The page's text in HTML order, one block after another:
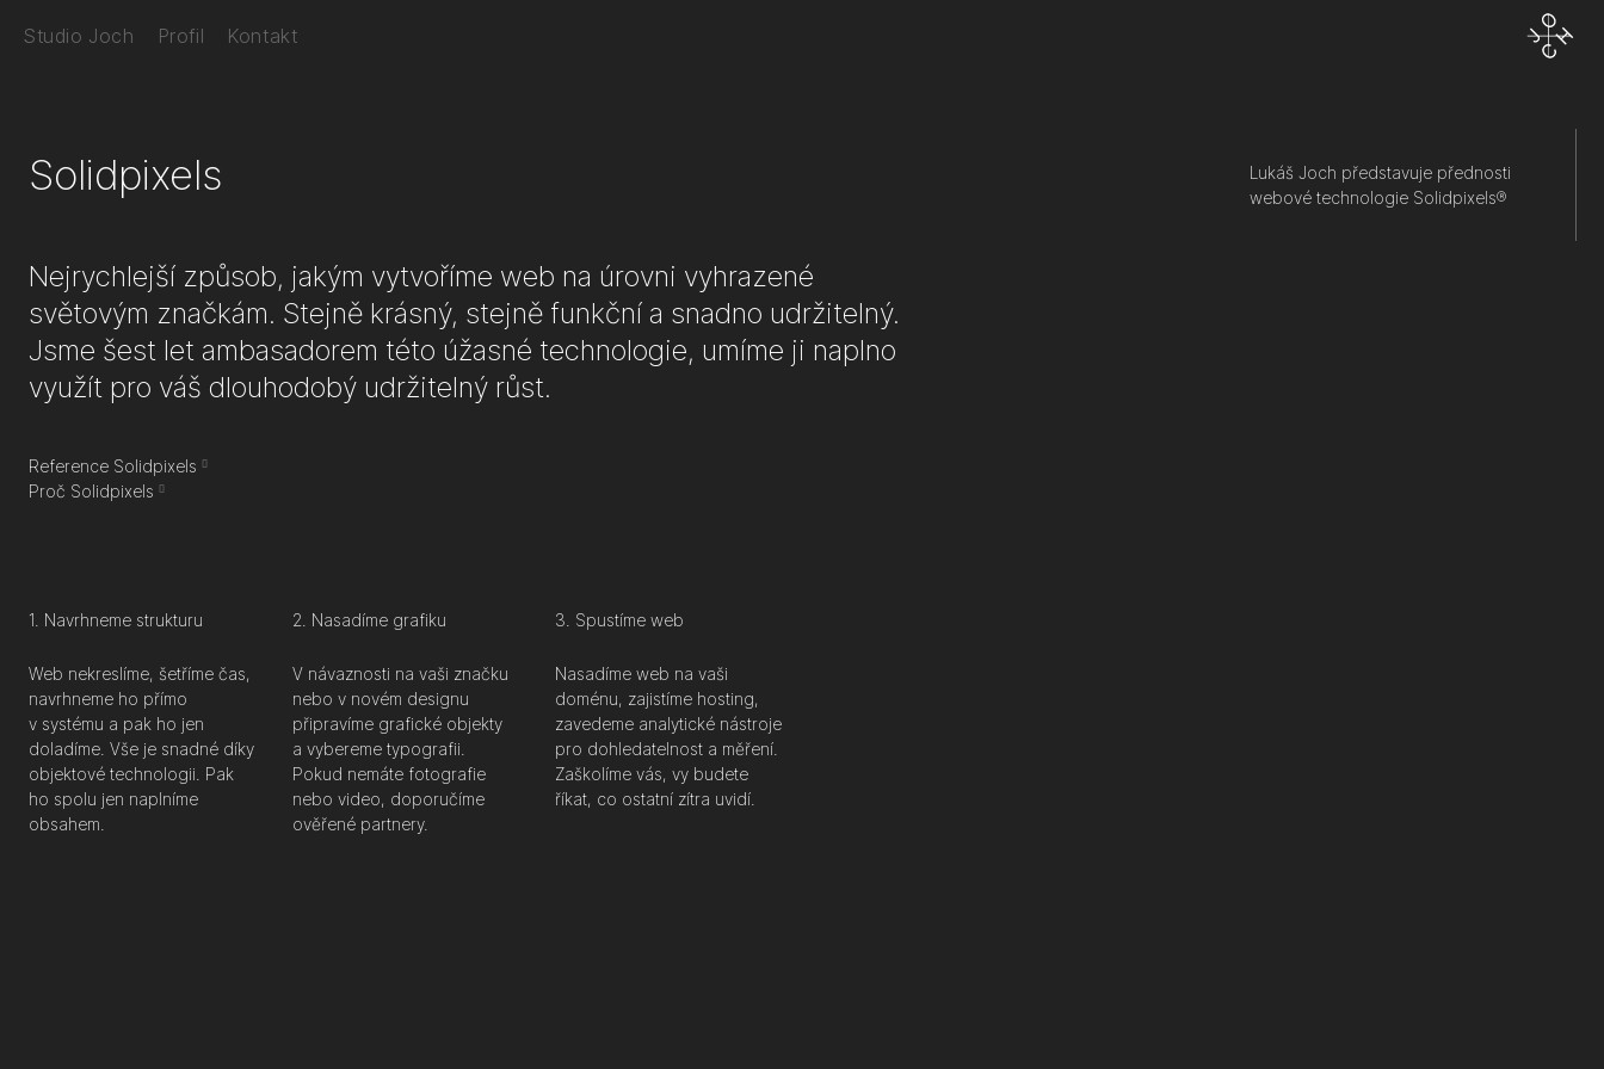
Studio Joch Profil Kontakt
Solidpixels
Nejrychlejší způsob, jakým vytvoříme web na úrovni vyhrazené
světovým značkám. Stejně krásný, stejně funkční a snadno udržitelný.
Jsme šest let ambasadorem této úžasné technologie, umíme ji naplno
využít pro váš dlouhodobý udržitelný růst.
Reference Solidpixels
Proč Solidpixels
Lukáš Joch představuje přednosti
webové technologie Solidpixels®
1. Navrhneme strukturu
Web nekreslíme, šetříme čas,
navrhneme ho přímo
v systému a pak ho jen
doladíme. Vše je snadné díky
objektové technologii. Pak
ho spolu jen naplníme
obsahem.
2. Nasadíme grafiku
V návaznosti na vaši značku
nebo v novém designu
připravíme grafické objekty
a vybereme typografii.
Pokud nemáte fotografie
nebo video, doporučíme
ověřené partnery.
3. Spustíme web
Nasadíme web na vaši
doménu, zajistíme hosting,
zavedeme analytické nástroje
pro dohledatelnost a měření.
Zaškolíme vás, vy budete
říkat, co ostatní zítra uvidí.